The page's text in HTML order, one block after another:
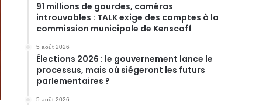
91 millions de gourdes, caméras
introuvables : TALK exige des comptes à la
commission municipale de Kenscoff
5 août 2026
Élections 2026 : le gouvernement lance le
processus, mais où siégeront les futurs
parlementaires ?
5 août 2026